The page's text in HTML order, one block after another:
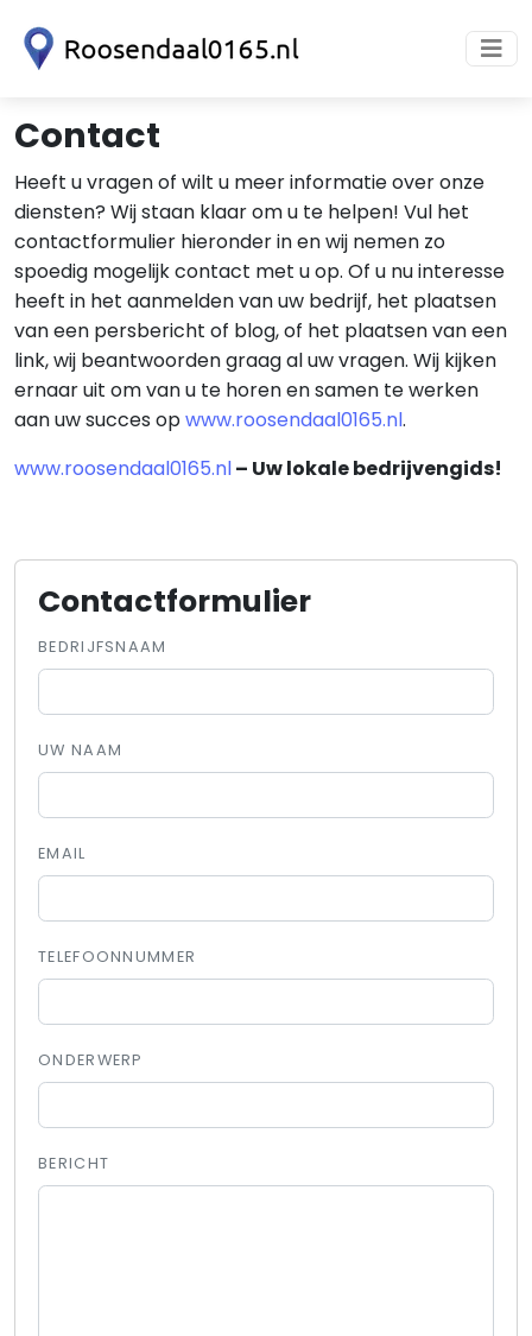
Contact
Heeft u vragen of wilt u meer informatie over onze
diensten? Wij staan klaar om u te helpen! Vul het
contactformulier hieronder in en wij nemen zo
spoedig mogelijk contact met u op. Of u nu interesse
heeft in het aanmelden van uw bedrijf, het plaatsen
van een persbericht of blog, of het plaatsen van een
link, wij beantwoorden graag al uw vragen. Wij kijken
ernaar uit om van u te horen en samen te werken
aan uw succes opwww.roosendaal0165.nl.
www.roosendaal0165.nl– Uw lokale bedrijvengids!
Contactformulier
BEDRIJFSNAAM
UW NAAM
EMAIL
TELEFOONNUMMER
ONDERWERP
BERICHT